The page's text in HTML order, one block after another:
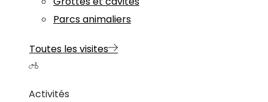
Parcs animaliers
Toutes les visites
Activités